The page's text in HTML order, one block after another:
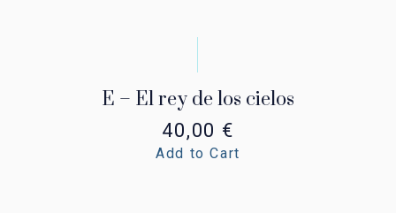
E – El rey de los cielos
40,00 €
Add to Cart